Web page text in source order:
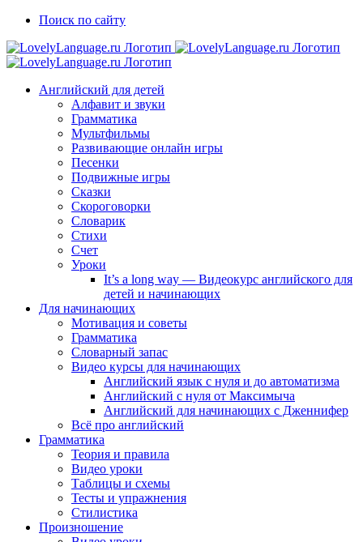
Skip
content
TelegramПоиск по сайту
Английский для детей
Алфавит и звуки
Грамматика
Мультфильмы
Развивающие онлайн игры
Песенки
Подвижные игры
Сказки
Скороговорки
Словарик
Стихи
Счет
Уроки
It’s a long way — Видеокурс английского для
детей и начинающих
Для начинающих
Мотивация и советы
Грамматика
Словарный запас
Видео курсы для начинающих
Английский язык с нуля и до автоматизма
Английский с нуля от Максимыча
Английский для начинающих с Дженнифер
Всё про английский
Грамматика
Теория и правила
Видео уроки
Таблицы и схемы
Тесты и упражнения
Стилистика
Произношение